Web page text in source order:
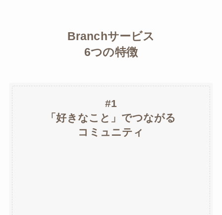
Branchサービス
6つの特徴
#1
「好きなこと」でつながる
コミュニティ